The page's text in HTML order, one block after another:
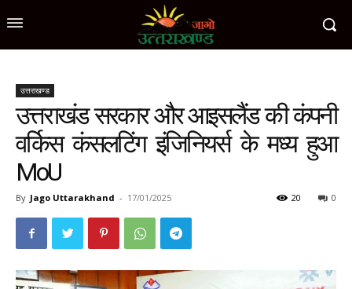
उत्तराखण्ड
उत्तराखंड सरकार और आइसलैंड की कंपनी
वर्किस कंसलटिंग इंजिनियर्स के मध्य हुआ
MoU
By Jago Uttarakhand - 17/01/2025 0
20